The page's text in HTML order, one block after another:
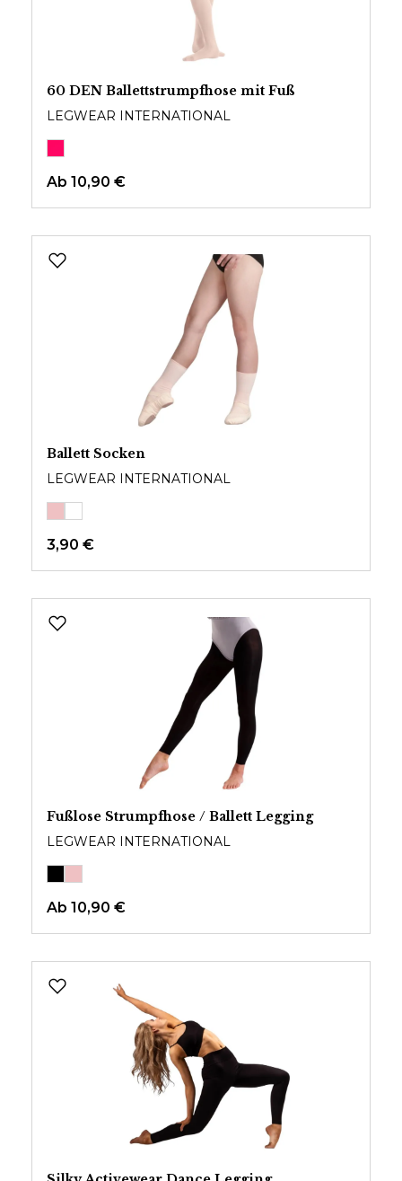
60 DEN Ballettstrumpfhose mit Fuß
LEGWEAR INTERNATIONAL
Ab 10,90 €
Ballett Socken
LEGWEAR INTERNATIONAL
3,90 €
Fußlose Strumpfhose / Ballett Legging
LEGWEAR INTERNATIONAL
Ab 10,90 €